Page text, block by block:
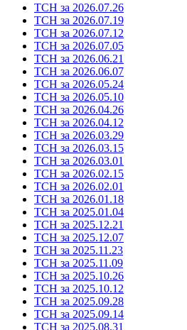
ТСН за 2026.07.26
ТСН за 2026.07.19
ТСН за 2026.07.12
ТСН за 2026.07.05
ТСН за 2026.06.21
ТСН за 2026.06.07
ТСН за 2026.05.24
ТСН за 2026.05.10
ТСН за 2026.04.26
ТСН за 2026.04.12
ТСН за 2026.03.29
ТСН за 2026.03.15
ТСН за 2026.03.01
ТСН за 2026.02.15
ТСН за 2026.02.01
ТСН за 2026.01.18
ТСН за 2025.01.04
ТСН за 2025.12.21
ТСН за 2025.12.07
ТСН за 2025.11.23
ТСН за 2025.11.09
ТСН за 2025.10.26
ТСН за 2025.10.12
ТСН за 2025.09.28
ТСН за 2025.09.14
ТСН за 2025.08.31